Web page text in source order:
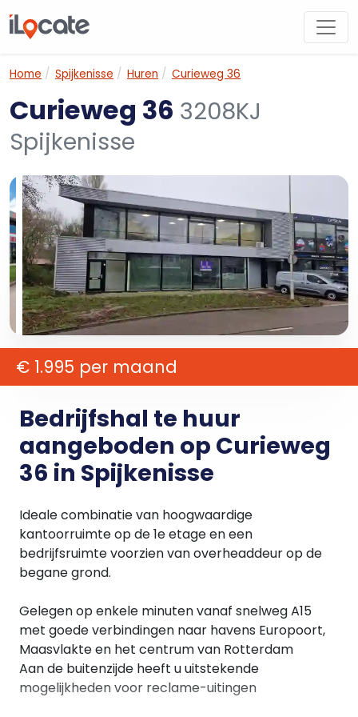
Home Spijkenisse Huren Curieweg 36
Curieweg 36 3208KJ
Spijkenisse
€ 1.995 per maand
Bedrijfshal te huur
aangeboden op Curieweg
36 in Spijkenisse
Ideale combinatie van hoogwaardige
kantoorruimte op de 1e etage en een
bedrijfsruimte voorzien van overheaddeur op de
begane grond.
Gelegen op enkele minuten vanaf snelweg A15
met goede verbindingen naar havens Europoort,
Maasvlakte en het centrum van Rotterdam
Aan de buitenzijde heeft u uitstekende
mogelijkheden voor reclame-uitingen